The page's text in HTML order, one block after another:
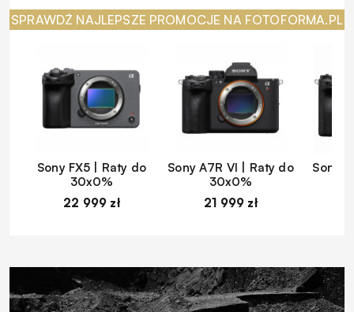
SPRAWDŹ NAJLEPSZE PROMOCJE NA FOTOFORMA.PL
Sony FX5 | Raty do
30x0%
22 999 zł
Sony A7R VI | Raty do
30x0%
21 999 zł
Sony